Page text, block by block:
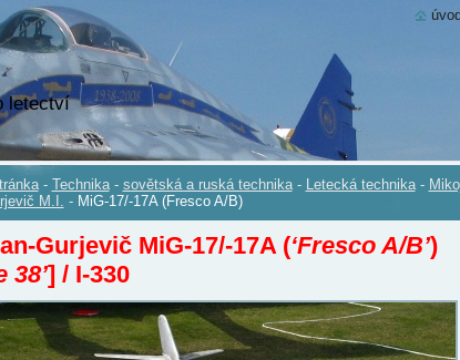
letectví
- Technika - sovětská a ruská technika - Letecká technika -
M.I. - MiG-17/-17A (Fresco A/B)
Gurjevič MiG-17/-17A (‘Fresco A/B’)
38’] / I-330